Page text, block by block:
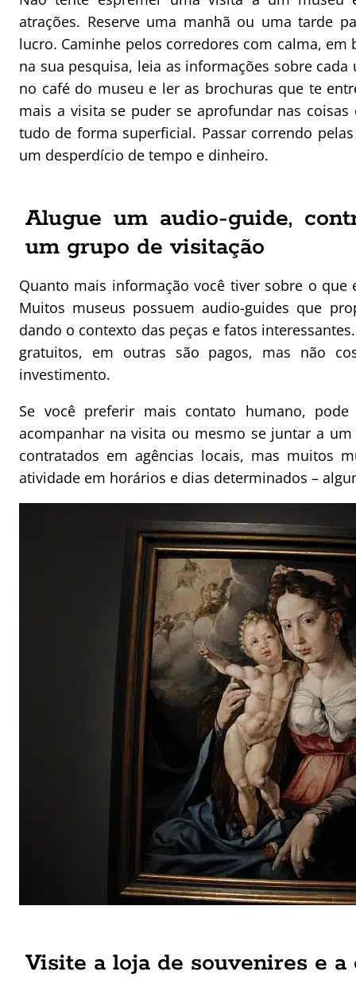
atrações. Reserve uma manhã ou uma tarde
lucro. Caminhe pelos corredores com calma, em
na sua pesquisa, leia as informações sobre
no café do museu e ler as brochuras que te
mais a visita se puder se aprofundar nas
tudo de forma superficial. Passar correndo
um desperdício de tempo e dinheiro.
Alugue um audio-guide,
um grupo de visitação
Quanto mais informação você tiver sobre o
Muitos museus possuem audio-guides que
dando o contexto das peças e fatos
gratuitos, em outras são pagos, mas não
investimento.
Se você preferir mais contato humano,
acompanhar na visita ou mesmo se juntar a
contratados em agências locais, mas muitos
atividade em horários e dias determinados –
Visite a loja de souvenires e a